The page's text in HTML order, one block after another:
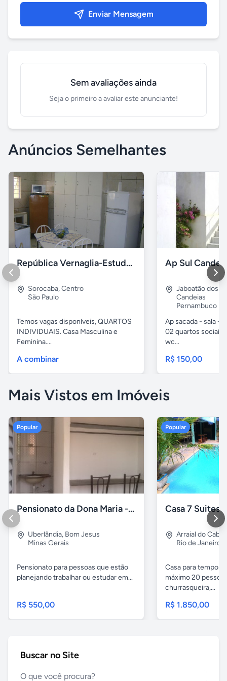
Enviar Mensagem
Sem avaliações ainda
Seja o primeiro a avaliar este anunciante!
Anúncios Semelhantes
República Vernaglia-Estudantes e ou Trabalhadores
Sorocaba,Centro
São Paulo
Temos vagas disponíveis, QUARTOS
INDIVIDUAIS. Casa Masculina e
Feminina....
A combinar
Ap Sul
Jaboatão dos
Candeias
Pernambuco
Ap sacada - sala -
02 quartos
wc...
R$ 150,00
Mais Vistos em Imóveis
Popular
Pensionato da Dona Maria - Uberlândia/MG
Uberlândia, Bom Jesus
Minas Gerais
Pensionato para pessoas que estão
planejando trabalhar ou estudar em...
R$ 550,00
Popular
Arraial do Cabo
Rio de Janeiro
Casa para
máximo 20
churrasqueira,...
R$ 1.850,00
Buscar no Site